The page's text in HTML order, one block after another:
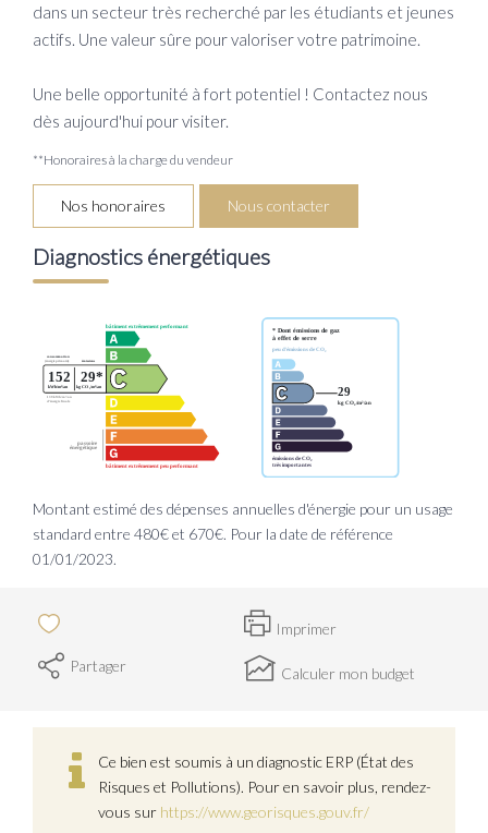
dans un secteur très recherché par les étudiants et jeunes
actifs. Une valeur sûre pour valoriser votre patrimoine.
Une belle opportunité à fort potentiel ! Contactez nous
dès aujourd'hui pour visiter.
**Honoraires à la charge du vendeur
Nos honoraires Nous contacter
Diagnostics énergétiques
Montant estimé des dépenses annuelles d'énergie pour un usage
standard entre 480€ et 670€. Pour la date de référence
01/01/2023.
Imprimer
Partager
Calculer mon budget
Ce bien est soumis à un diagnostic ERP (État des
Risques et Pollutions). Pour en savoir plus, rendez-
vous sur https://www.georisques.gouv.fr/